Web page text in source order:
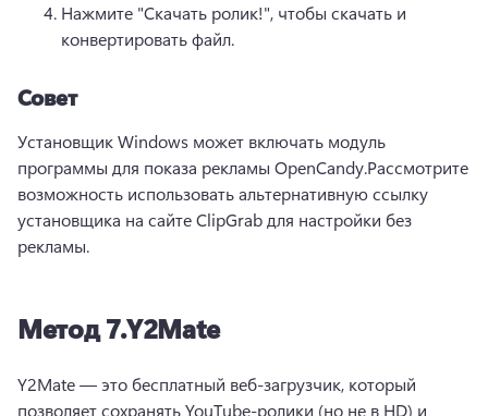
Нажмите "Скачать ролик!", чтобы скачать и
конвертировать файл.
Совет
Установщик Windows может включать модуль
программы для показа рекламы OpenCandy.Рассмотрите
возможность использовать альтернативную ссылку
установщика на сайте ClipGrab для настройки без
рекламы.
Метод 7.Y2Mate
Y2Mate — это бесплатный веб-загрузчик, который
позволяет сохранять YouTube-ролики (но не в HD) и